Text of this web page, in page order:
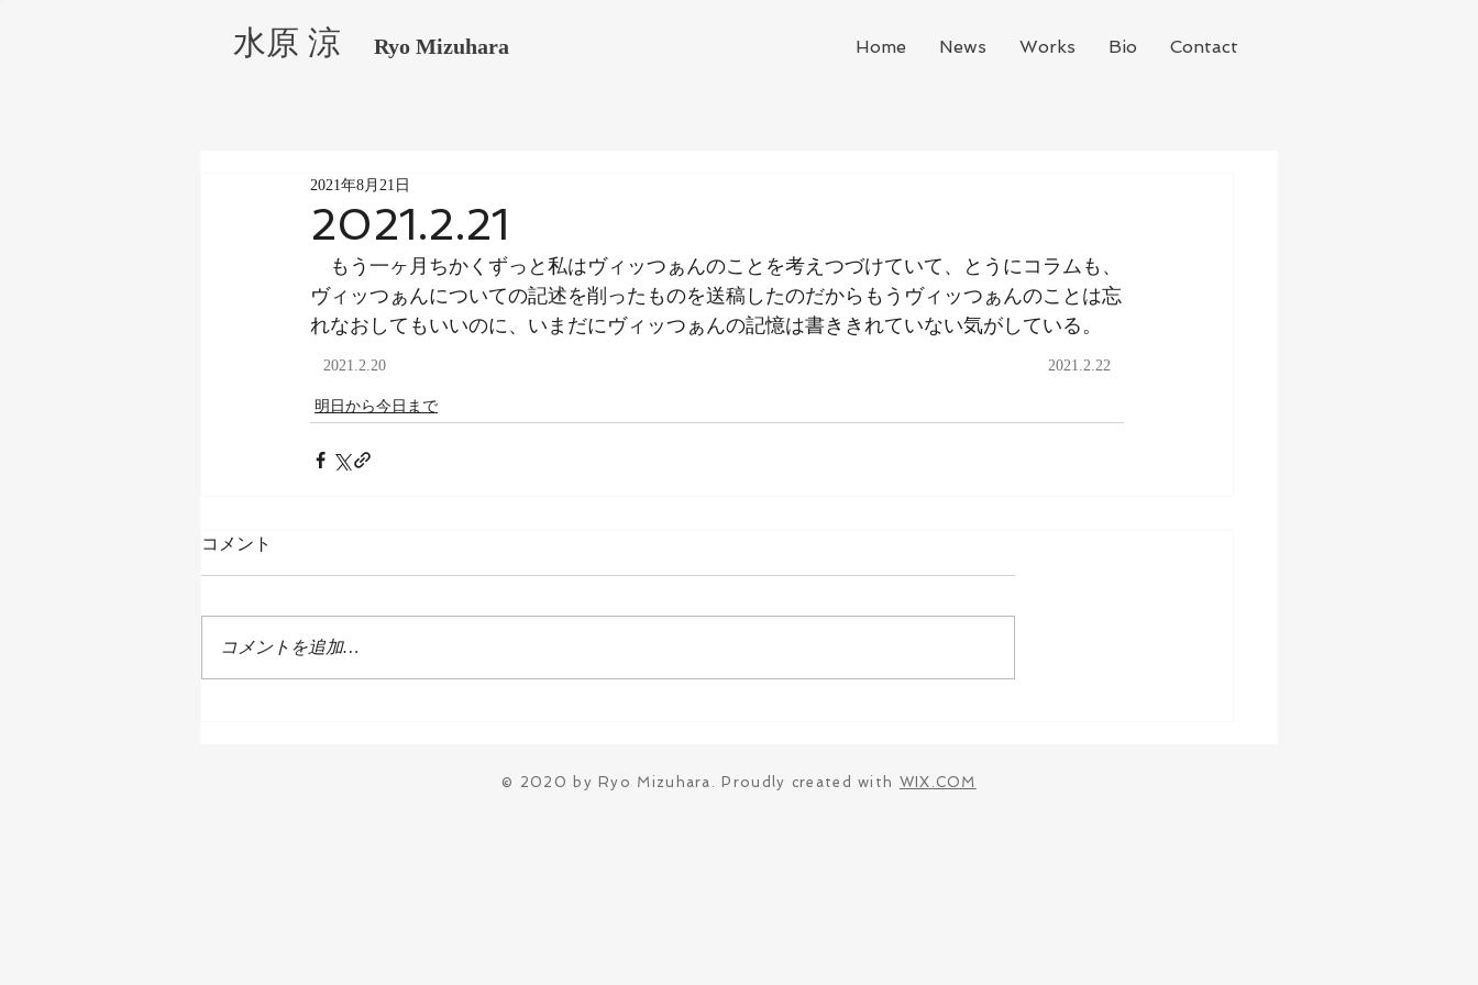
水原 涼 Ryo Mizuhara Home News Works Bio Contact
2021.2.21
2021年8月21日
もう一ヶ月ちかくずっと私はヴィッつぁんのことを考えつづけていて、とうにコラムも、
ヴィッつぁんについての記述を削ったものを送稿したのだからもうヴィッつぁんのことは忘
れなおしてもいいのに、いまだにヴィッつぁんの記憶は書ききれていない気がしている。
2021.2.22
2021.2.20
明日から今日まで
コメント
コメントを追加…
© 2020 by Ryo Mizuhara. Proudly created with WIX.COM